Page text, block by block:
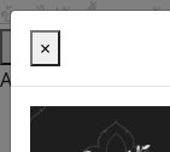
ข้ามไปยังเนื้อหาหลั
Help
Accessibility Tools
Thai language
English
×